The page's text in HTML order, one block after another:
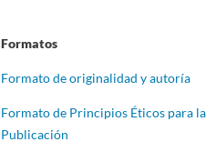
Formatos
Formato de originalidad y autoría
Formato de Principios Éticos para la
Publicación